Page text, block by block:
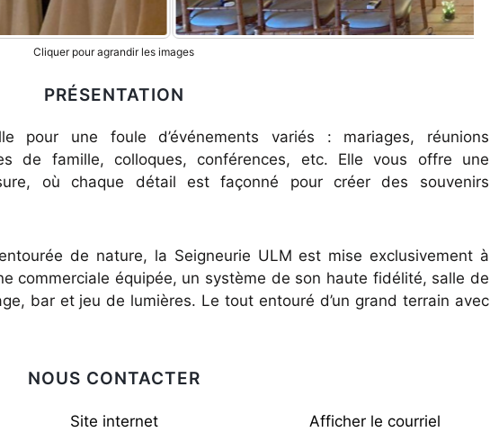
Cliquer pour agrandir les images
PRÉSENTATION
pour une foule d’événements variés : mariages, réunions
de famille, colloques, conférences, etc. Elle vous offre une
où chaque détail est façonné pour créer des souvenirs
de nature, la Seigneurie ULM est mise exclusivement à
commerciale équipée, un système de son haute fidélité, salle de
bar et jeu de lumières. Le tout entouré d’un grand terrain avec
NOUS CONTACTER
Site internet Afficher le courriel